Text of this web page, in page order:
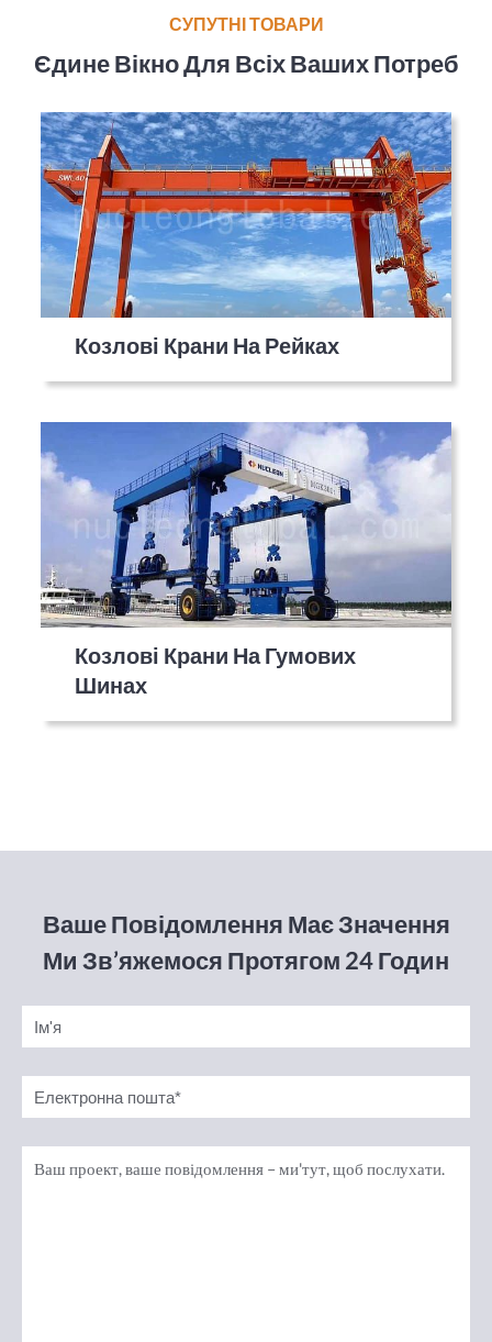
СУПУТНІ ТОВАРИ
Єдине Вікно Для Всіх Ваших Потреб
Козлові Крани На Рейках
Козлові Крани На Гумових
Шинах
Ваше Повідомлення Має Значення
Ми Зв’яжемося Протягом 24 Годин